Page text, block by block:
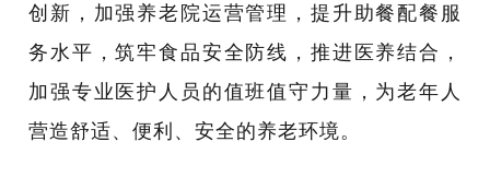
创新，加强养老院运营管理，提升 助餐配餐服
务 水平，筑牢食品安全防线 ，推进医养结合，
加强专业医护人员的值班值守力量，为老年人
营造舒适、便利、安全的养老环境。